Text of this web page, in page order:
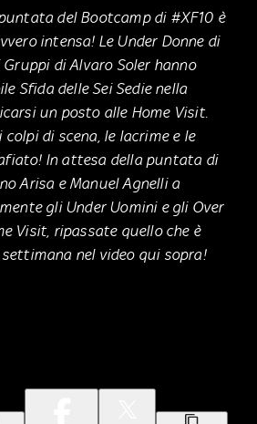
del Bootcamp di #XF10 è
intensa! Le Under Donne di
Gruppi di Alvaro Soler hanno
Sfida delle Sei Sedie nella
un posto alle Home Visit.
di scena, le lacrime e le
In attesa della puntata di
Arisa e Manuel Agnelli a
gli Under Uomini e gli Over
Visit, ripassate quello che è
nel video qui sopra!